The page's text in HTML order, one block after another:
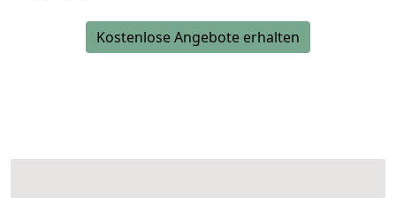
Kostenlose Angebote erhalten